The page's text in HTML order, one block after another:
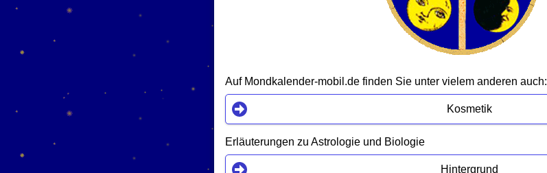
Auf Mondkalender-mobil.de finden Sie unter vielem anderen auch:
Kosmetik
Erläuterungen zu Astrologie und Biologie
Hintergrund